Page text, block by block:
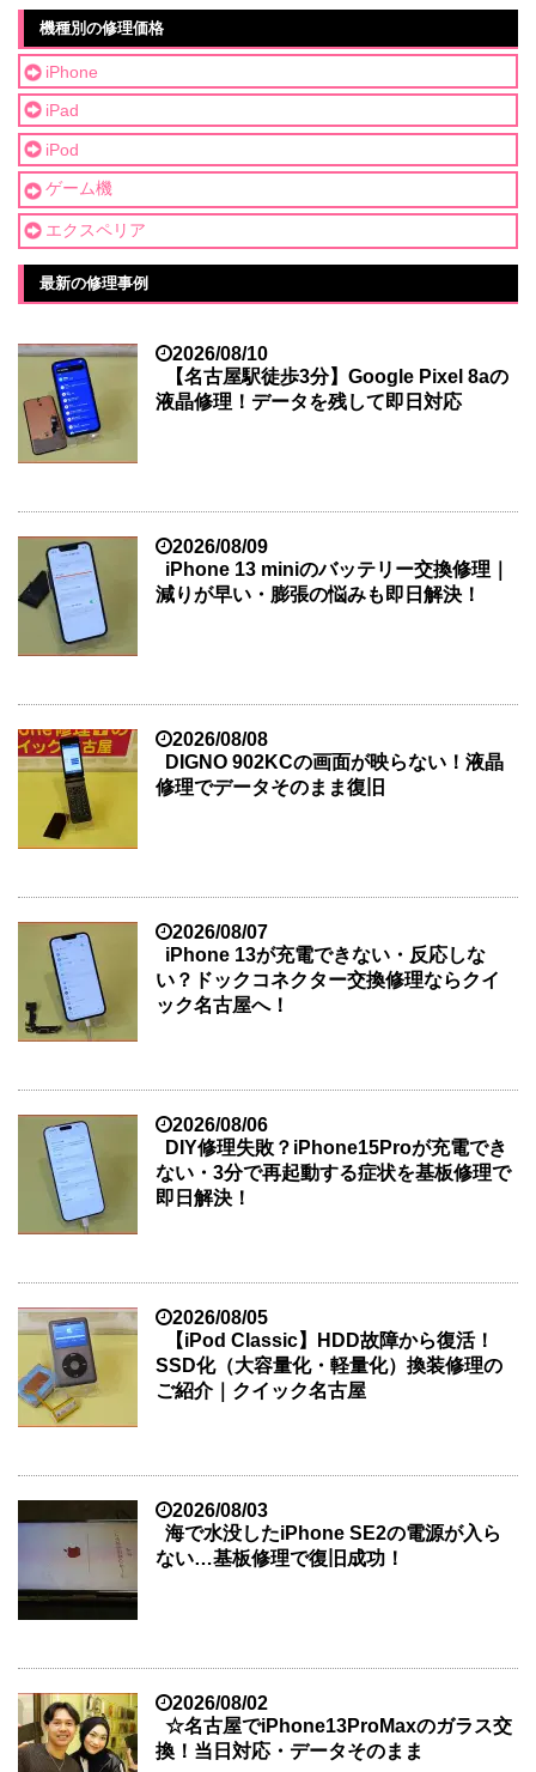
機種別の修理価格
iPhone
iPad
iPod
ゲーム機
エクスペリア
最新の修理事例
2026/08/10
【名古屋駅徒歩3分】Google Pixel 8aの
液晶修理！データを残して即日対応
2026/08/09
iPhone 13 miniのバッテリー交換修理｜
減りが早い・膨張の悩みも即日解決！
2026/08/08
DIGNO 902KCの画面が映らない！液晶
修理でデータそのまま復旧
2026/08/07
iPhone 13が充電できない・反応しな
い？ドックコネクター交換修理ならクイ
ック名古屋へ！
2026/08/06
DIY修理失敗？iPhone15Proが充電でき
ない・3分で再起動する症状を基板修理で
即日解決！
2026/08/05
【iPod Classic】HDD故障から復活！
SSD化（大容量化・軽量化）換装修理の
ご紹介｜クイック名古屋
2026/08/03
海で水没したiPhone SE2の電源が入ら
ない…基板修理で復旧成功！
2026/08/02
☆名古屋でiPhone13ProMaxのガラス交
換！当日対応・データそのまま